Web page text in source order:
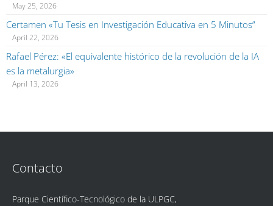
May 25, 2026
Certamen «Tu Tesis en Investigación Educativa en 5 Minutos”
April 22, 2026
Rafael Pérez: «El equivalente histórico de la revolución de la IA
es la metalurgia»
April 13, 2026
Contacto
Parque Científico-Tecnológico de la ULPGC,